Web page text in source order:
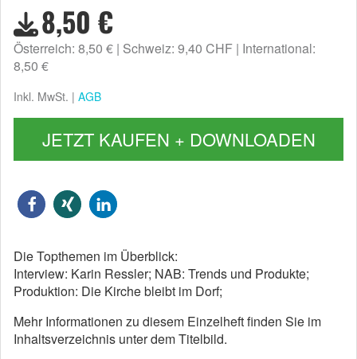
8,50 €
Österreich: 8,50 € Schweiz: 9,40 CHF International:
8,50 €
Inkl. MwSt. | AGB
JETZT KAUFEN + DOWNLOADEN
Die Topthemen im Überblick:
Interview: Karin Ressler; NAB: Trends und Produkte;
Produktion: Die Kirche bleibt im Dorf;
Mehr Informationen zu diesem Einzelheft finden Sie im
Inhaltsverzeichnis unter dem Titelbild.